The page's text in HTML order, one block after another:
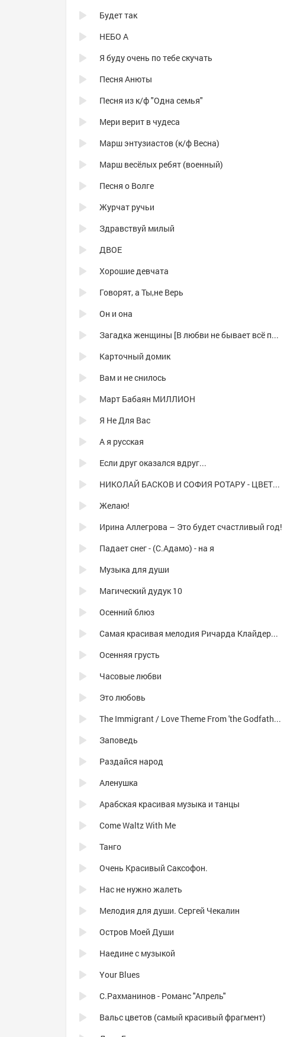
Будет так
НЕБО А
Я буду очень по тебе скучать
Песня Анюты
Песня из к/ф "Одна семья"
Мери верит в чудеса
Марш энтузиастов (к/ф Весна)
Марш весёлых ребят (военный)
Песня о Волге
Журчат ручьи
Здравствуй милый
ДВОЕ
Хорошие девчата
Говорят, а Ты,не Верь
Он и она
Загадка женщины [В любви не бывает всё просто и гладко...][из к-ф.''Чародеи'']
Карточный домик
Вам и не снилось
Март Бабаян МИЛЛИОН
Я Не Для Вас
А я русская
Если друг оказался вдруг...
НИКОЛАЙ БАСКОВ И СОФИЯ РОТАРУ - ЦВЕТЕТ МАЛИНА - bonus
Желаю!
Ирина Аллегрова – Это будет счастливый год!
Падает снег - (С.Адамо) - на я
Музыка для души
Магический дудук 10
Осенний блюз
Самая красивая мелодия Ричарда Клайдермана Лунное танго
Осенняя грусть
Часовые любви
Это любовь
The Immigrant / Love Theme From 'the Godfather III'
Заповедь
Раздайся народ
Аленушка
Арабская красивая музыка и танцы
Come Waltz With Me
Танго
Очень Красивый Саксофон.
Нас не нужно жалеть
Мелодия для души. Сергей Чекалин
Остров Моей Души
Наедине с музыкой
Your Blues
С.Рахманинов - Романс "Апрель"
Вальс цветов (самый красивый фрагмент)